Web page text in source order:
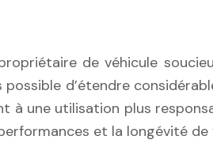
de véhicule
d’étendre
une utilisation plus
et la longévité